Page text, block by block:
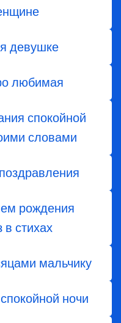
девушке
любимая
спокойной
словами
​​рождения
в стихах
мальчику
ночи